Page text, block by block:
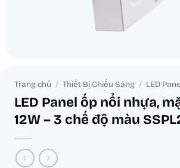
Trang chủ / Thiết Bị Chiếu Sáng / LED
LED Panel ốp nổi nhựa,
12W – 3 chế độ màu